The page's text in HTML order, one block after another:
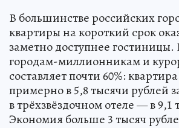
В большинстве российских
квартиры на короткий срок
заметно доступнее
городам-миллионникам и
составляет почти 60%:
примерно в 5,8 тысячи рублей
в трёхзвёздочном отеле — в 9,1
Экономия больше 3 тысяч